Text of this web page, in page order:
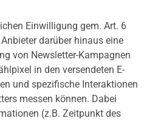
Einwilligung gem. Art. 6
darüber hinaus eine
von Newsletter-Kampagnen
in den versendeten E-
und spezifische Interaktionen
messen können. Dabei
(z.B. Zeitpunkt des